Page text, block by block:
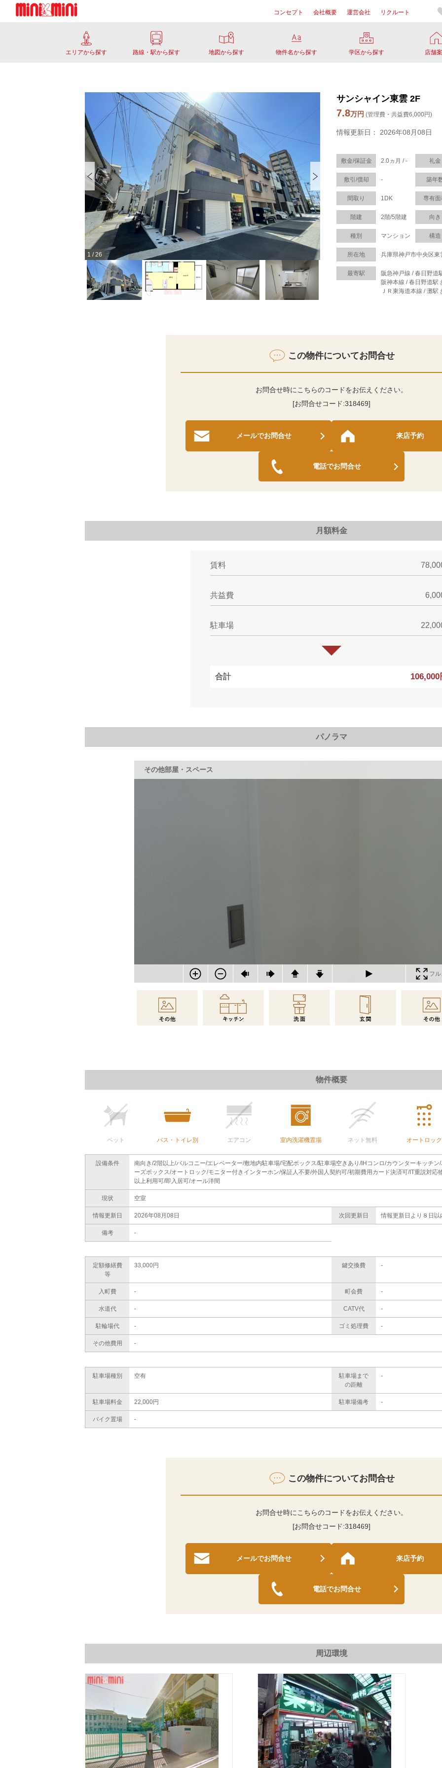
コンセプト 会社概要 運営会社 リクルート
エリアから探す 路線・駅から探す 地図から探す 物件名から探す 学区から探す 店舗
1 /26
サンシャイン東雲 2F
7.8万円 (管理費・共益費6,000円)
情報更新日： 2026年08月08日
敷金/保証金 2.0ヵ月 / - 礼金
敷引/償却 - 築年
間取り 1DK 専有
階建 2階/5階建 向き
種別 マンション 構造
所在地 兵庫県神戸市中央区東
最寄駅
阪急神戸線 / 春日野道
阪神本線 / 春日野道駅
ＪＲ東海道本線 / 灘駅
この物件についてお問合せ
お問合せ時にこちらのコードをお伝えください。
[お問合せコード:318469]
メールでお問合せ 来店予約
電話でお問合せ
月額料金
賃料
共益費
駐車場
合計 106,000
パノラマ
物件情報に戻る
その他部屋・スペース
フ
物件概要
ペット バス・トイレ別 エアコン 室内洗濯機置場 ネット無料 オートロック
設備条件
南向き/2階以上/バルコニー/エレベーター/敷地内駐車場/宅配ボックス/駐車場空きあり/IHコンロ/カウンターキッチ
ーズボックス/オートロック/モニター付きインターホン/保証人不要/外国人契約可/初期費用カード決済可/IT重説対
以上利用可/即入居可/オール洋間
現状 空室
情報更新日 2026年08月08日 次回更新日 情報更新日より８日以
備考 -
定額修繕費
等
33,000円 鍵交換費 -
入町費 - 町会費 -
水道代 - CATV代 -
駐輪場代 - ゴミ処理費 -
その他費用 -
駐車場種別 空有
駐車場まで
の距離
-
駐車場料金 22,000円 駐車場備考 -
バイク置場 -
この物件についてお問合せ
お問合せ時にこちらのコードをお伝えください。
[お問合せコード:318469]
メールでお問合せ 来店予約
電話でお問合せ
周辺環境